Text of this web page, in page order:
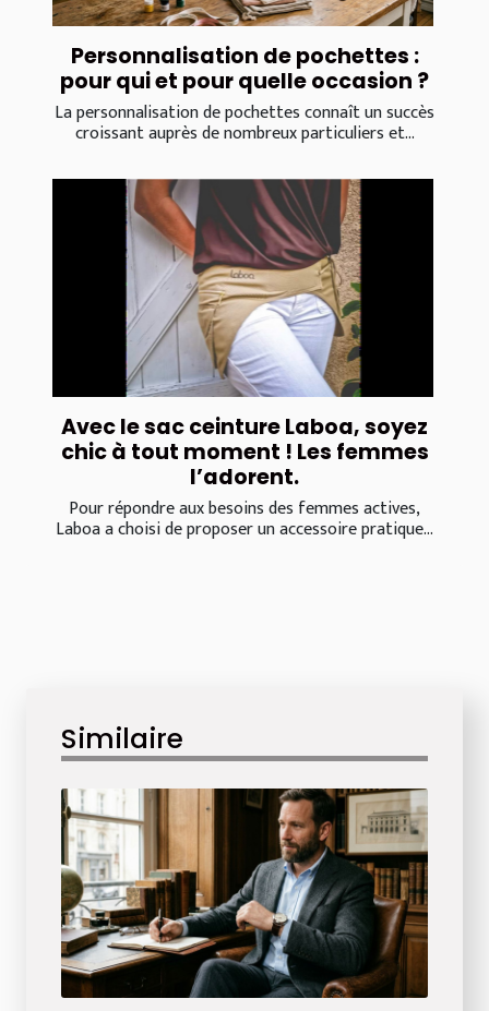
Personnalisation de pochettes :
pour qui et pour quelle occasion ?
La personnalisation de pochettes connaît un succès
croissant auprès de nombreux particuliers et...
Avec le sac ceinture Laboa, soyez
chic à tout moment ! Les femmes
l’adorent.
Pour répondre aux besoins des femmes actives,
Laboa a choisi de proposer un accessoire pratique...
Similaire